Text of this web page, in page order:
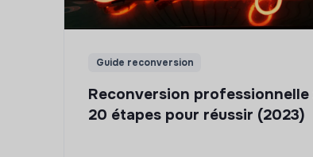
Guide reconversion
Reconversion professionnelle
20 étapes pour réussir (2023)